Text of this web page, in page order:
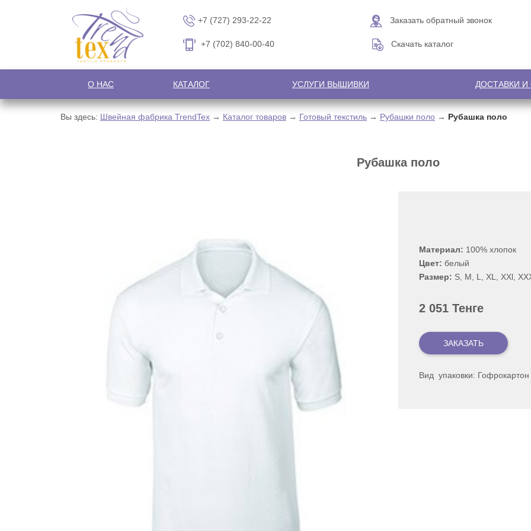
+7 (727) 293-22-22 Заказать обратный звонок
+7 (702) 840-00-40 Скачать каталог
О НАС КАТАЛОГ УСЛУГИ ВЫШИВКИ ДОСТАВКИ И
Вы здесь: Швейная фабрика TrendTex → Каталог товаров → Готовый текстиль → Рубашки поло → Рубашка поло
Рубашка поло
Материал: 100% хлопок
Цвет:белый
Размер: S, M, L, XL, XXl,
2 051 Тенге
Вид упаковки: Гофрокартон